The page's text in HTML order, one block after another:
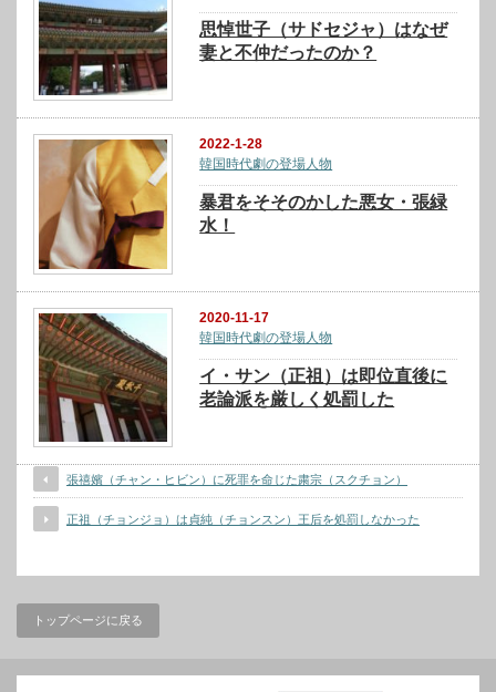
思悼世子（サドセジャ）はなぜ
妻と不仲だったのか？
2022-1-28
韓国時代劇の登場人物
暴君をそそのかした悪女・張緑
水！
2020-11-17
韓国時代劇の登場人物
イ・サン（正祖）は即位直後に
老論派を厳しく処罰した
張禧嬪（チャン・ヒビン）に死罪を命じた粛宗（スクチョン）
正祖（チョンジョ）は貞純（チョンスン）王后を処罰しなかった
トップページに戻る